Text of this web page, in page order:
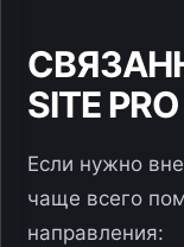
SITE PRO
Если нужно
чаще всего
направления: